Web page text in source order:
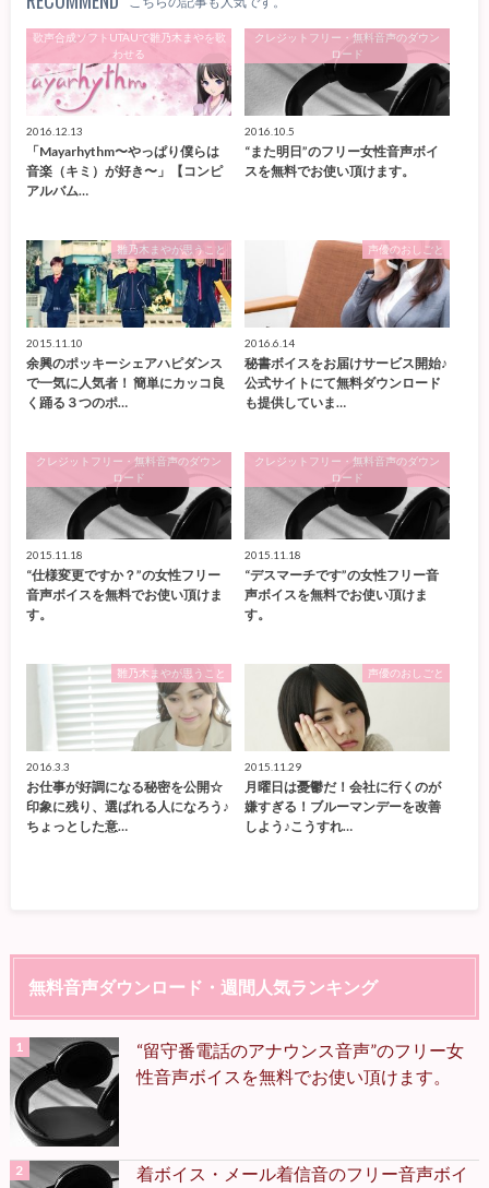
歌声合成ソフトUTAUで雛乃木まやを歌
わせる
2016.12.13
「Mayarhythm〜やっぱり僕らは
音楽（キミ）が好き〜」【コンピ
アルバム…
クレジットフリー・無料音声のダウン
ロード
2016.10.5
“また明日”のフリー女性音声ボイ
スを無料でお使い頂けます。
雛乃木まやが思うこと
2015.11.10
余興のポッキーシェアハピダンス
で一気に人気者！ 簡単にカッコ良
く踊る３つのポ…
声優のおしごと
2016.6.14
秘書ボイスをお届けサービス開始♪
公式サイトにて無料ダウンロード
も提供していま…
クレジットフリー・無料音声のダウン
ロード
2015.11.18
“仕様変更ですか？”の女性フリー
音声ボイスを無料でお使い頂けま
す。
クレジットフリー・無料音声のダウン
ロード
2015.11.18
“デスマーチです”の女性フリー音
声ボイスを無料でお使い頂けま
す。
雛乃木まやが思うこと
2016.3.3
お仕事が好調になる秘密を公開☆
印象に残り、選ばれる人になろう♪
ちょっとした意…
声優のおしごと
2015.11.29
月曜日は憂鬱だ！会社に行くのが
嫌すぎる！ブルーマンデーを改善
しよう♪こうすれ…
無料音声ダウンロード・週間人気ランキング
“留守番電話のアナウンス音声”のフリー女
性音声ボイスを無料でお使い頂けます。
着ボイス・メール着信音のフリー音声ボイ